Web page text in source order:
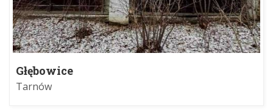
Głębowice
Tarnów